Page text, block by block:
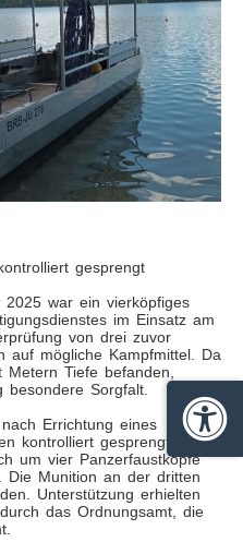
gesprengt
war ein vierköpfiges
im Einsatz am
von drei zuvor
auf mögliche Kampfmittel. Da
Tiefe befanden,
besondere Sorgfalt.
Errichtung eines
kontrolliert gesprengt. Bei
um vier Panzerfaustköpfe
Die Munition an der dritten
Unterstützung erhielten
das Ordnungsamt, die